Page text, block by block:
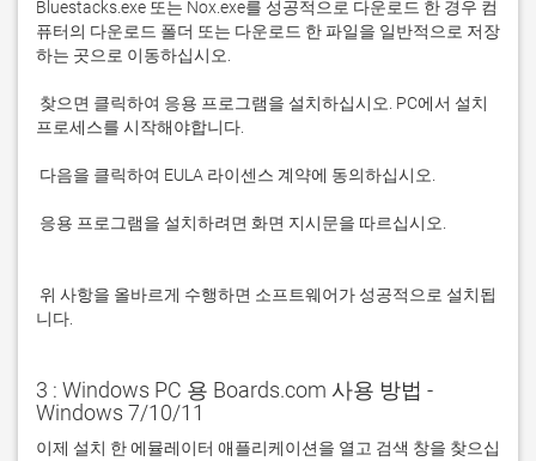
Bluestacks.exe 또는 Nox.exe를 성공적으로 다운로드 한 경우 컴
퓨터의 다운로드 폴더 또는 다운로드 한 파일을 일반적으로 저장
니다.
3 : Windows PC 용 Boards.com 사용 방법 -
Windows 7/10/11
이제 설치 한 에뮬레이터 애플리케이션을 열고 검색 창을 찾으십